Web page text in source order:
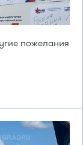
пожелания